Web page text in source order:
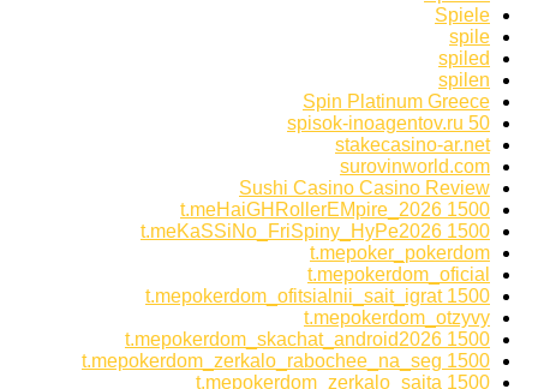
Spiele
spile
spiled
spilen
Spin Platinum Greece
spisok-inoagentov.ru 50
stakecasino-ar.net
surovinworld.com
Sushi Casino Casino Review
t.meHaiGHRollerEMpire_2026 1500
t.meKaSSiNo_FriSpiny_HyPe2026 1500
t.mepoker_pokerdom
t.mepokerdom_oficial
t.mepokerdom_ofitsialnii_sait_igrat 1500
t.mepokerdom_otzyvy
t.mepokerdom_skachat_android2026 1500
t.mepokerdom_zerkalo_rabochee_na_seg 1500
t.mepokerdom_zerkalo_saita 1500